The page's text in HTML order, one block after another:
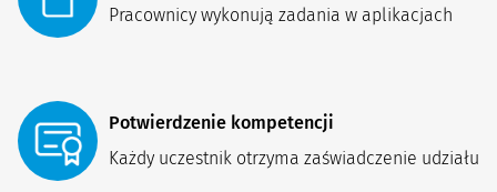
Pracownicy wykonują zadania w aplikacjach
Potwierdzenie kompetencji
Każdy uczestnik otrzyma zaświadczenie udziału